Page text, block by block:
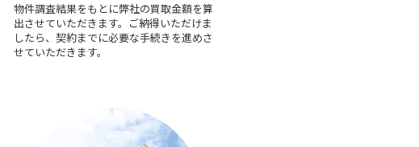
物件調査結果をもとに弊社の買取金額を算
出させていただきます。ご納得いただけま
したら、契約までに必要な手続きを進めさ
せていただきます。